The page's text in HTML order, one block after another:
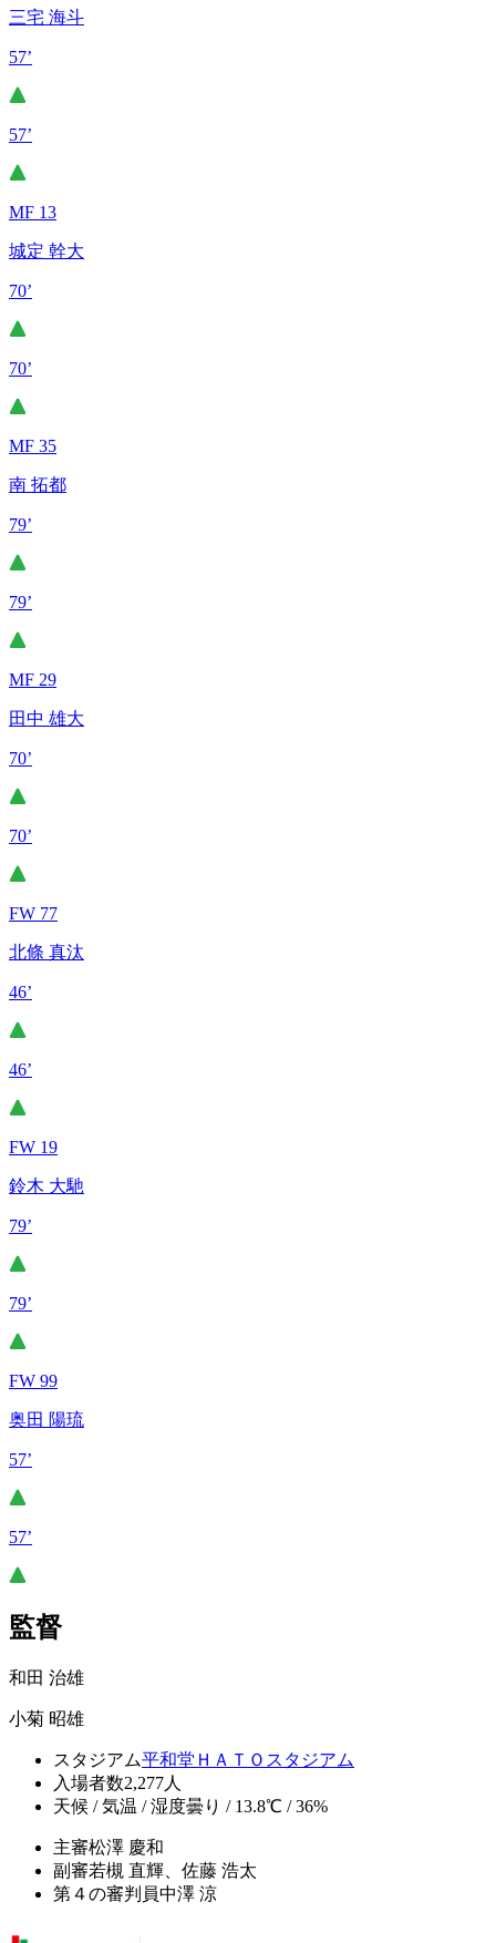
三宅 海斗
57’
57’
MF 13
城定 幹大
70’
70’
MF 35
南 拓都
79’
79’
MF 29
田中 雄大
70’
70’
FW 77
北條 真汰
46’
46’
FW 19
鈴木 大馳
79’
79’
FW 99
奥田 陽琉
57’
57’
監督
和田 治雄
小菊 昭雄
スタジアム平和堂ＨＡＴＯスタジアム
入場者数2,277人
天候 / 気温 / 湿度曇り / 13.8℃ / 36%
主審松澤 慶和
副審若槻 直輝、佐藤 浩太
第４の審判員中澤 涼